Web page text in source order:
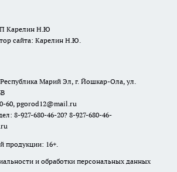
Карелин Н.Ю
сайта: Карелин Н.Ю.
Марий Эл, г. Йошкар-Ола, ул.
60, pgorod12@mail.ru
8-927-680-46-20? 8-927-680-46-
продукции: 16+.
и обработки персональных данных